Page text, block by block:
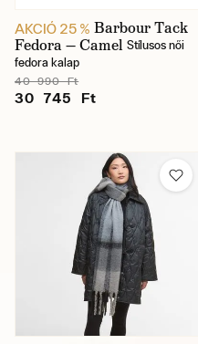
AKCIÓ 25 % Barbour Tack
Fedora — Camel Stílusos női
fedora kalap
40 990 Ft
30 745 Ft